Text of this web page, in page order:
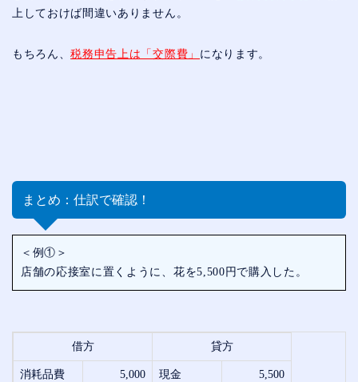
上しておけば間違いありません。
もちろん、税務申告上は「交際費」 になります。
まとめ：仕訳で確認！
＜例①＞
店舗の応接室に置くように、花を5,500円で購入した。
借方 貸方
消耗品費 5,000 現金 5,500